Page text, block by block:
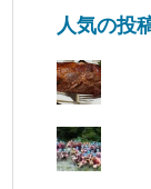
人気の投